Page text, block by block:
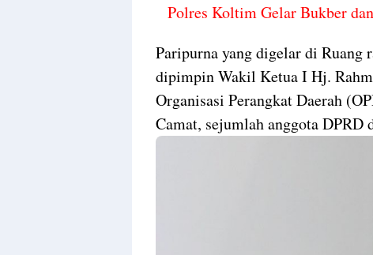
Polres Koltim Gelar Bukber
Paripurna yang digelar di
dipimpin Wakil Ketua I Hj.
Organisasi Perangkat Daerah
Camat, sejumlah anggota